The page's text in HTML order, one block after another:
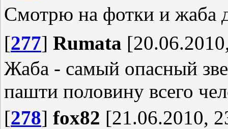
Смотрю на фотки и жаба
[277] Rumata
Жаба - самый опасный
пашти половину всего
[278] fox82 [21.06.2010,